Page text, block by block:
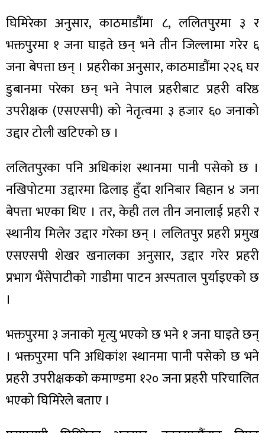
घिमिरेका अनुसार, काठमाडौंमा ८, ललितपुरमा ३ र
भक्तपुरमा १ जना घाइते छन् भने तीन जिल्लामा गरेर ६
जना बेपत्ता छन् । प्रहरीका अनुसार, काठमाडौंमा २२६ घर
डुबानमा परेका छन् भने नेपाल प्रहरीबाट प्रहरी वरिष्ठ
उपरीक्षक (एसएसपी) को नेतृत्वमा ३ हजार ६० जनाको
उद्दार टोली खटिएको छ ।
ललितपुरका पनि अधिकांश स्थानमा पानी पसेको छ ।
नखिपोटमा उद्दारमा ढिलाइ हुँदा शनिबार बिहान ४ जना
बेपत्ता भएका थिए । तर, केही तल तीन जनालाई प्रहरी र
स्थानीय मिलेर उद्दार गरेका छन् । ललितपुर प्रहरी प्रमुख
एसएसपी शेखर खनालका अनुसार, उद्दार गरेर प्रहरी
प्रभाग भैंसेपाटीको गाडीमा पाटन अस्पताल पुर्याइएको छ
।
भक्तपुरमा ३ जनाको मृत्यु भएको छ भने १ जना घाइते छन्
। भक्तपुरमा पनि अधिकांश स्थानमा पानी पसेको छ भने
प्रहरी उपरीक्षकको कमाण्डमा १२० जना प्रहरी परिचालित
भएको घिमिरेले बताए ।